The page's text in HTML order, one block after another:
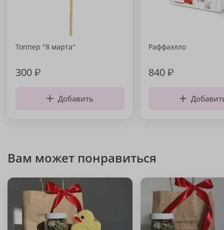
Топпер "8 марта"
300₽
Добавить
Раффаэлло
840₽
Вам может понравиться